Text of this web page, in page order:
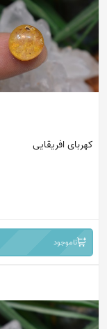
کهربای افریقایی
ناموجود